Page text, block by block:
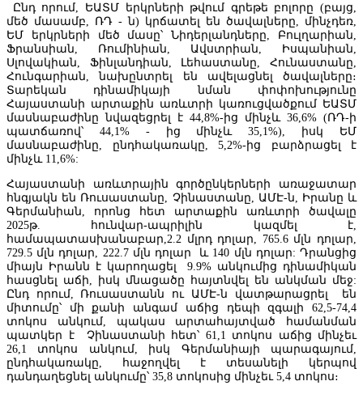
Հայկական ապահովագրական ընկերությունների շահույթի աճը
դանդաղում է՝ ապահովագրավճարների լճացմանը մոտենալու
պատճառով
Ընդ որում, ԵԱՏՄ երկրների թվում գրեթե բոլորը (բայց,
մեծ մասամբ, ՌԴ - ն) կրճատել են ծավալները, մինչդեռ,
ԵՄ երկրների մեծ մասը՝ Նիդերլանդները, Բուլղարիան,
Ֆրանսիան, Ռումինիան, Ավստրիան, Իսպանիան,
Սլովակիան, Ֆինլանդիան, Լեհաստանը, Հունաստանը,
Հունգարիան, նախընտրել են ավելացնել ծավալները։
Տարեկան դինամիկայի նման փոփոխությունը
Հայաստանի արտաքին առևտրի կառուցվածքում ԵԱՏՄ
մասնաբաժինը նվազեցրել է 44,8%-ից մինչև 36,6% (ՌԴ-ի
պատճառով՝ 44,1% - ից մինչև 35,1%), իսկ ԵՄ
մասնաբաժինը, ընդհակառակը, 5,2%-ից բարձրացել է
մինչև 11,6%:
Հայաստանի առևտրային գործընկերների առաջատար
հնգյակն են Ռուսաստանը, Չինաստանը, ԱՄԷ-ն, Իրանը և
Գերմանիան, որոնց հետ արտաքին առևտրի ծավալը
2025թ. հունվար-ապրիլին կազմել է,
համապատասխանաբար,2.2 մլրդ դոլար, 765.6 մլն դոլար,
729.5 մլն դոլար, 222.7 մլն դոլար և 140 մլն դոլար: Դրանցից
միայն Իրանն է կարողացել 9.9% անկումից դինամիկան
հասցնել աճի, իսկ մնացածը հայտնվել են անկման մեջ:
Ընդ որում, Ռուսաստանն ու ԱՄԷ-ն վատթարացրել են
միտումը՝ մի քանի անգամ աճից դեպի զգալի 62,5-74,4
տոկոս անկում, պակաս արտահայտված համանման
պատկեր է Չինաստանի հետ՝ 61,1 տոկոս աճից մինչեւ
26,1 տոկոս անկում, իսկ Գերմանիայի պարագայում,
ընդհակառակը, հաջողվել է տեսանելի կերպով
դանդաղեցնել անկումը՝ 35,8 տոկոսից մինչեւ 5,4 տոկոս։